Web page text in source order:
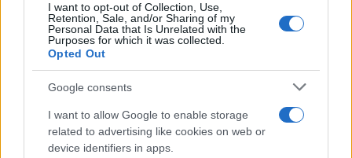
I want to opt-out of Collection, Use,
Retention, Sale, and/or Sharing of my
Personal Data that Is Unrelated with the
Purposes for which it was collected.
Opted Out
Google consents
I want to allow Google to enable storage
related to advertising like cookies on web or
device identifiers in apps.
4 mayo, 2020
Naruto Shippuden Kizuna Drive:
nuevas capturas de pantalla y
artworks
2 »